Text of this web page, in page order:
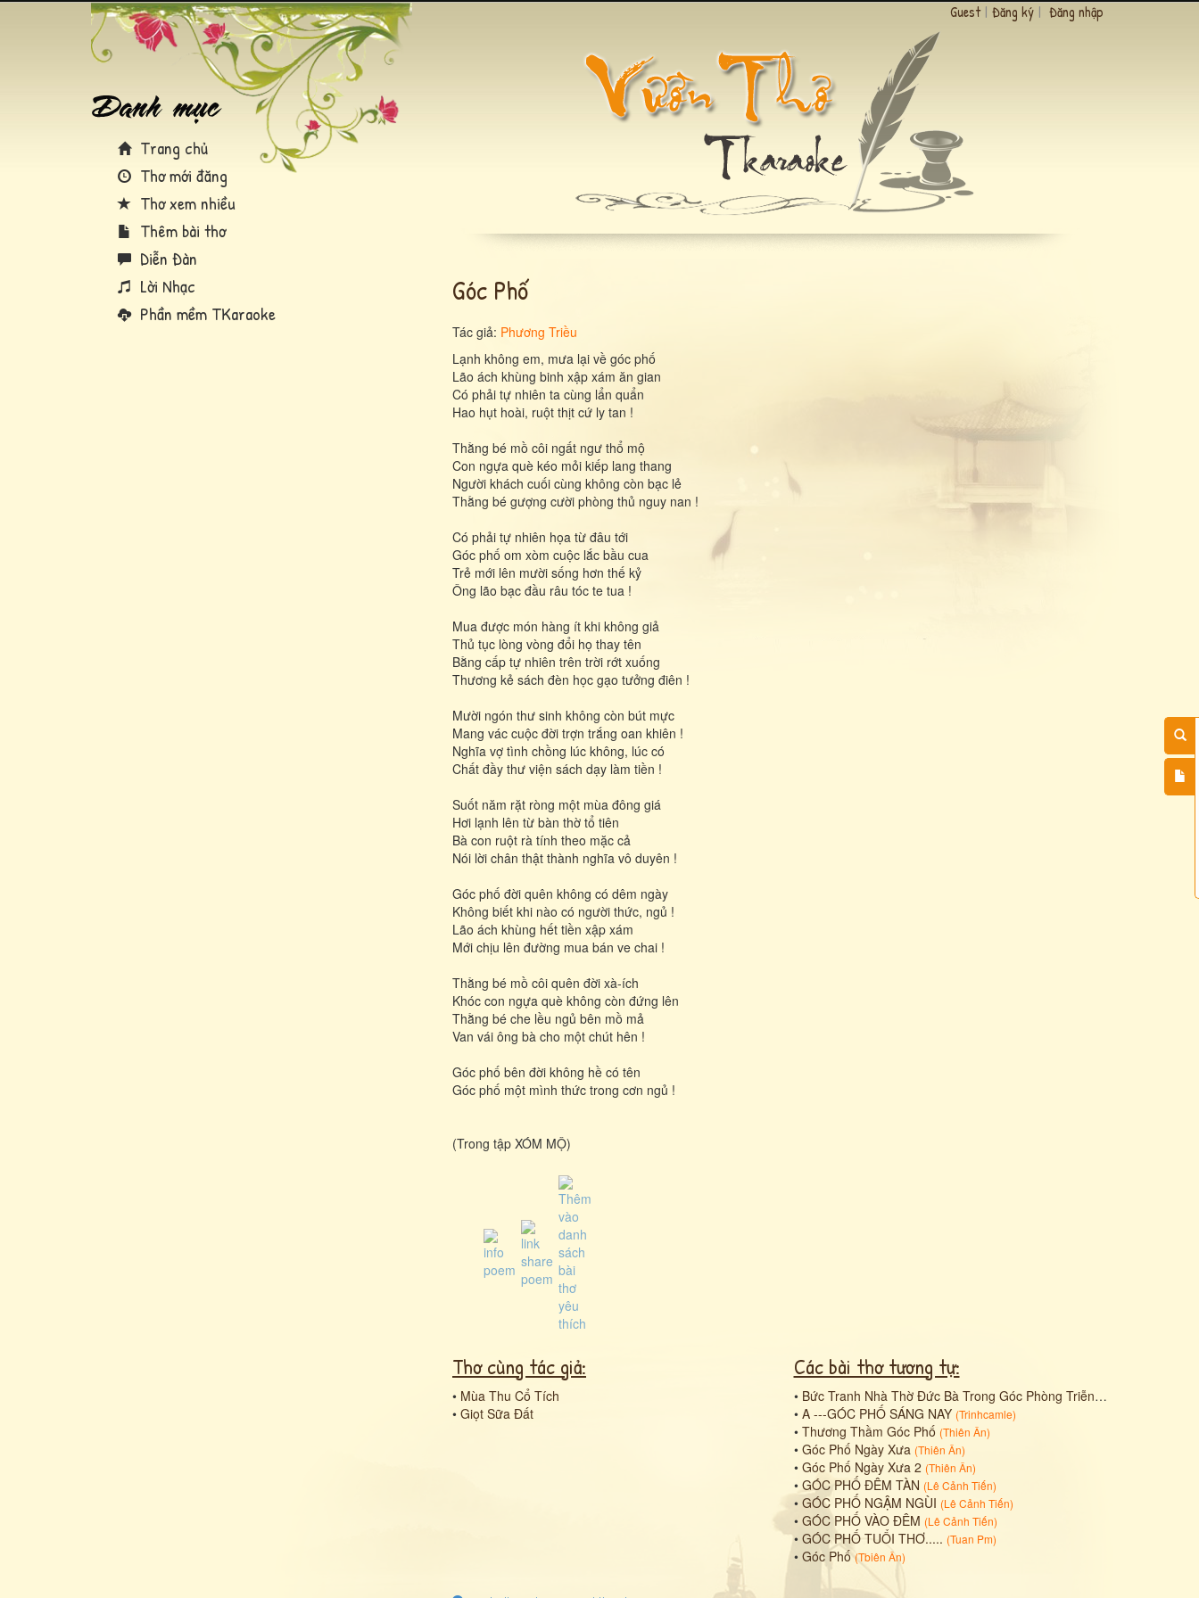
Trang chủ
Thơ mới đăng
Thơ xem nhiều
Thêm bài thơ
Diễn Đàn
Lời Nhạc
Phần mềm TKaraoke
Guest | Đăng ký | Đăng nhập
Góc Phố
Tác giả: Phương Triều
Lạnh không em, mưa lại về góc phố
Lão ách khùng binh xập xám ăn gian
Có phải tự nhiên ta cùng lẩn quẩn
Hao hụt hoài, ruột thịt cứ ly tan !
Thằng bé mồ côi ngất ngư thổ mộ
Con ngựa què kéo mỏi kiếp lang thang
Người khách cuối cùng không còn bạc lẻ
Thằng bé gượng cười phòng thủ nguy nan !
Có phải tự nhiên họa từ đâu tới
Góc phố om xòm cuộc lắc bầu cua
Trẻ mới lên mười sống hơn thế kỷ
Ông lão bạc đầu râu tóc te tua !
Mua được món hàng ít khi không giả
Thủ tục lòng vòng đổi họ thay tên
Bằng cấp tự nhiên trên trời rớt xuống
Thương kẻ sách đèn học gạo tưởng điên !
Mười ngón thư sinh không còn bút mực
Mang vác cuộc đời trợn trắng oan khiên !
Nghĩa vợ tình chồng lúc không, lúc có
Chất đầy thư viện sách dạy làm tiền !
Suốt năm rặt ròng một mùa đông giá
Hơi lạnh lên từ bàn thờ tổ tiên
Bà con ruột rà tính theo mặc cả
Nói lời chân thật thành nghĩa vô duyên !
Góc phố đời quên không có dêm ngày
Không biết khi nào có người thức, ngủ !
Lão ách khùng hết tiền xập xám
Mới chịu lên đường mua bán ve chai !
Thằng bé mồ côi quên đời xà-ích
Khóc con ngựa què không còn đứng lên
Thằng bé che lều ngủ bên mồ mả
Van vái ông bà cho một chút hên !
Góc phố bên đời không hề có tên
Góc phố một mình thức trong cơn ngủ !
(Trong tập XÓM MỘ)
Thơ cùng tác giả:
• Mùa Thu Cổ Tích
• Giọt Sữa Đất
Các bài thơ tương tự:
• Bức Tranh Nhà Thờ Đức Bà Trong Góc Phòng Triễn Lãm
• A ---GÓC PHỐ SÁNG NAY (Trinhcamle)
• Thương Thầm Góc Phố (Thiên Ân)
• Góc Phố Ngày Xưa (Thiên Ân)
• Góc Phố Ngày Xưa 2 (Thiên Ân)
• GÓC PHỐ ĐÊM TÀN (Lê Cảnh Tiến)
• GÓC PHỐ NGẬM NGÙI (Lê Cảnh Tiến)
• GÓC PHỐ VÀO ĐÊM (Lê Cảnh Tiến)
• GÓC PHỐ TUỔI THƠ..... (Tuan Pm)
• Góc Phố (Tbiên Ân)